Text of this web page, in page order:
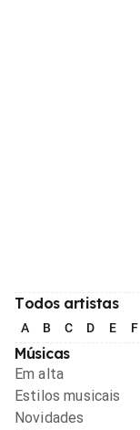
Todos artistas
A B C D E F
Músicas
Em alta
Estilos musicais
Novidades